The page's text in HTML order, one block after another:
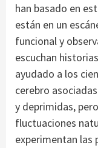
han basado en
están en un
funcional y
escuchan
ayudado a los
cerebro
y deprimidas,
fluctuaciones
experimentan las